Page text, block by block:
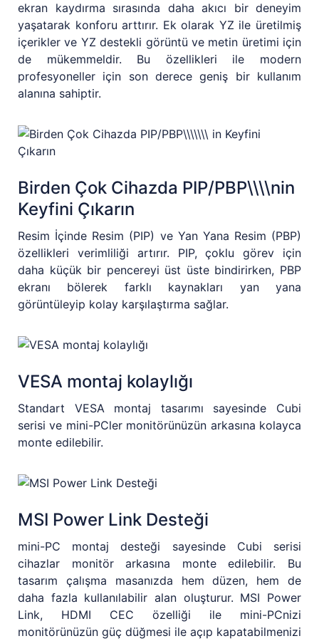
ekran kaydırma sırasında daha akıcı bir deneyim
yaşatarak konforu arttırır. Ek olarak YZ ile üretilmiş
içerikler ve YZ destekli görüntü ve metin üretimi için
de mükemmeldir. Bu özellikleri ile modern
profesyoneller için son derece geniş bir kullanım
alanına sahiptir.
Birden Çok Cihazda PIP/PBP\\\\nin
Keyfini Çıkarın
Resim İçinde Resim (PIP) ve Yan Yana Resim (PBP)
özellikleri verimliliği artırır. PIP, çoklu görev için
daha küçük bir pencereyi üst üste bindirirken, PBP
ekranı bölerek farklı kaynakları yan yana
görüntüleyip kolay karşılaştırma sağlar.
VESA montaj kolaylığı
Standart VESA montaj tasarımı sayesinde Cubi
serisi ve mini-PCler monitörünüzün arkasına kolayca
monte edilebilir.
MSI Power Link Desteği
mini-PC montaj desteği sayesinde Cubi serisi
cihazlar monitör arkasına monte edilebilir. Bu
tasarım çalışma masanızda hem düzen, hem de
daha fazla kullanılabilir alan oluşturur. MSI Power
Link, HDMI CEC özelliği ile mini-PCnizi
monitörünüzün güç düğmesi ile açıp kapatabilmenizi